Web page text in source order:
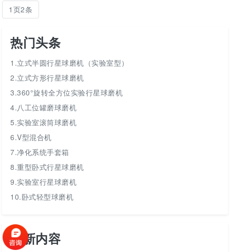
1页2条
热门头条
1.立式半圆行星球磨机（实验室型）
2.立式方形行星球磨机
3.360°旋转全方位实验行星球磨机
4.八工位罐磨球磨机
5.实验室滚筒球磨机
6.V型混合机
7.净化系统手套箱
8.重型卧式行星球磨机
9.实验室行星球磨机
10.卧式轻型球磨机
最新内容